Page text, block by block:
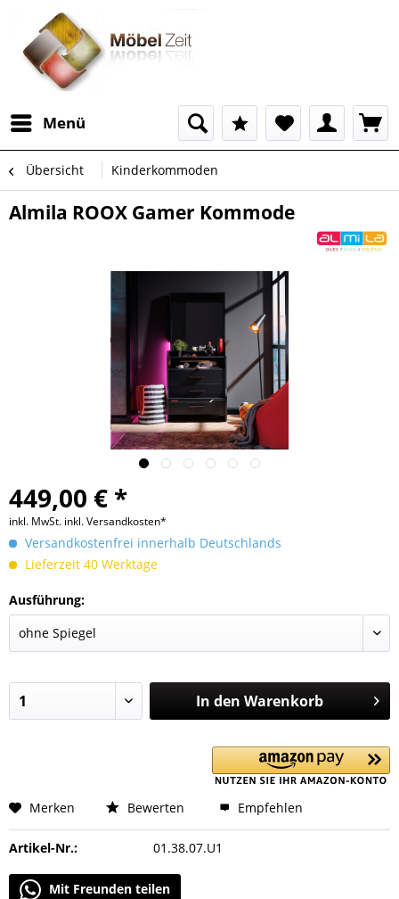
Menü
Übersicht Kinderkommoden
Almila ROOX Gamer Kommode
449,00 € *
inkl. MwSt. inkl. Versandkosten*
Versandkostenfrei innerhalb Deutschlands
Lieferzeit 40 Werktage
Ausführung:
In den Warenkorb
Merken Bewerten Empfehlen
Artikel-Nr.: 01.38.07.U1
Mit Freunden teilen